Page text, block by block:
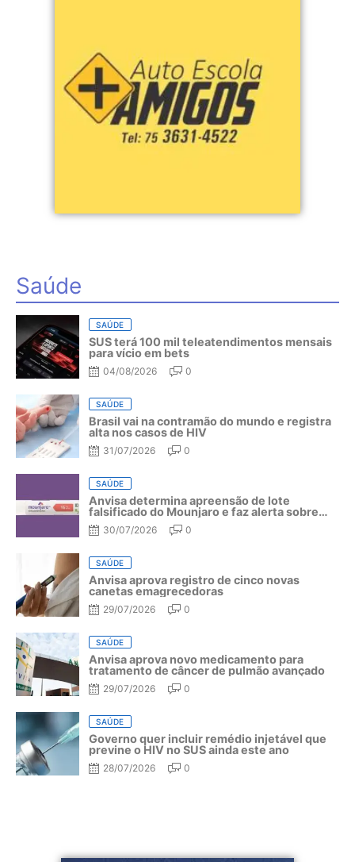
Saúde
SAÚDE
SUS terá 100 mil teleatendimentos mensais
para vício em bets
04/08/2026 0
SAÚDE
Brasil vai na contramão do mundo e registra
alta nos casos de HIV
31/07/2026 0
SAÚDE
Anvisa determina apreensão de lote
falsificado do Mounjaro e faz alerta sobre
riscos do medicamento
30/07/2026 0
SAÚDE
Anvisa aprova registro de cinco novas
canetas emagrecedoras
29/07/2026 0
SAÚDE
Anvisa aprova novo medicamento para
tratamento de câncer de pulmão avançado
29/07/2026 0
SAÚDE
Governo quer incluir remédio injetável que
previne o HIV no SUS ainda este ano
28/07/2026 0